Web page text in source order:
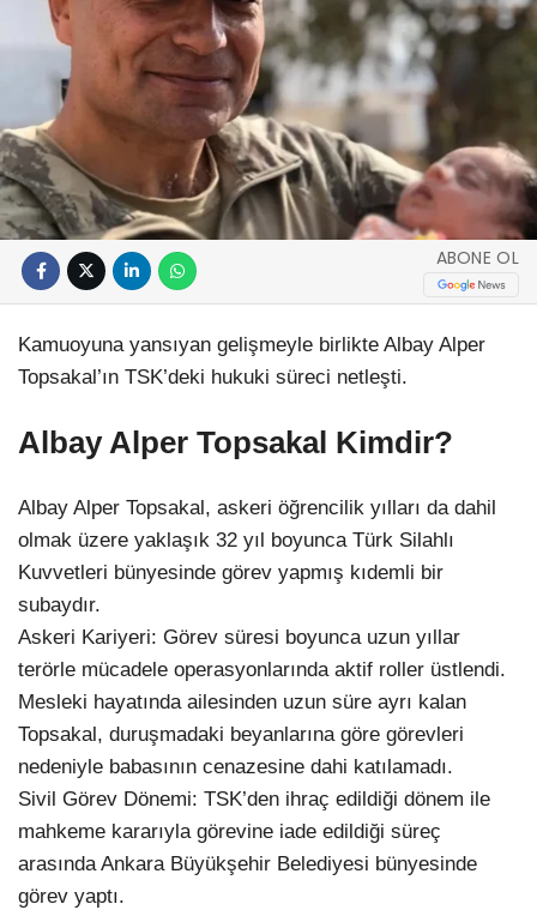
ABONE OL
Kamuoyuna yansıyan gelişmeyle birlikte Albay Alper
Topsakal’ın TSK’deki hukuki süreci netleşti.
Albay Alper Topsakal Kimdir?
Albay Alper Topsakal, askeri öğrencilik yılları da dahil
olmak üzere yaklaşık 32 yıl boyunca Türk Silahlı
Kuvvetleri bünyesinde görev yapmış kıdemli bir
subaydır.
Askeri Kariyeri: Görev süresi boyunca uzun yıllar
terörle mücadele operasyonlarında aktif roller üstlendi.
Mesleki hayatında ailesinden uzun süre ayrı kalan
Topsakal, duruşmadaki beyanlarına göre görevleri
nedeniyle babasının cenazesine dahi katılamadı.
Sivil Görev Dönemi: TSK’den ihraç edildiği dönem ile
mahkeme kararıyla görevine iade edildiği süreç
arasında Ankara Büyükşehir Belediyesi bünyesinde
görev yaptı.